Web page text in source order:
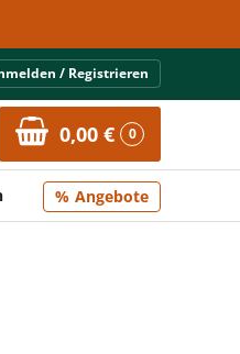
/ Registrieren
0,00 € 0
Angebote